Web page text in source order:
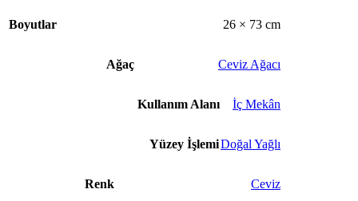
Boyutlar 26 × 73 cm
Ağaç Ceviz Ağacı
Kullanım Alanı İç Mekân
Yüzey İşlemiDoğal Yağlı
Renk Ceviz